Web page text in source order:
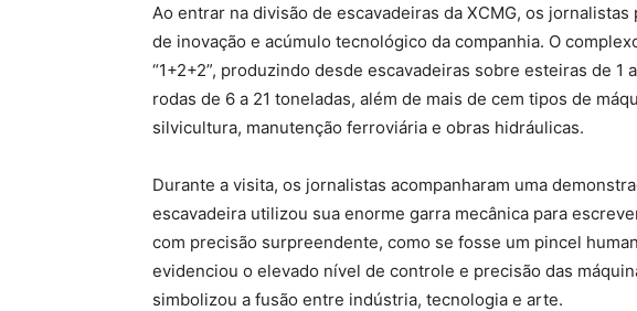
Ao entrar na divisão de escavadeiras da XCMG, os
de inovação e acúmulo tecnológico da companhia. O
“1+2+2”, produzindo desde escavadeiras sobre esteiras de 1
rodas de 6 a 21 toneladas, além de mais de cem tipos de
silvicultura, manutenção ferroviária e obras hidráulicas.
Durante a visita, os jornalistas acompanharam uma
escavadeira utilizou sua enorme garra mecânica para
com precisão surpreendente, como se fosse um pincel
evidenciou o elevado nível de controle e precisão das
simbolizou a fusão entre indústria, tecnologia e arte.